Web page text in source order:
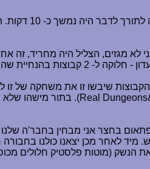
היה בזה דבר
לא מגזים, הצליל היה מחריד,
שה"מים שונים.
שיבשו זו את משחקה של זו
Real). בתור מישהו שלא
בחצר אני מבחין בחבר'ה
מיד לאחר מכן יצאנו כולנו
(מוטות פלסטיק חלולים